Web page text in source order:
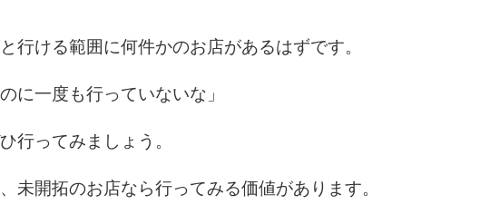
行ける範囲に何件かのお店があるはずです。
に一度も行っていないな」
行ってみましょう。
未開拓のお店なら行ってみる価値があります。